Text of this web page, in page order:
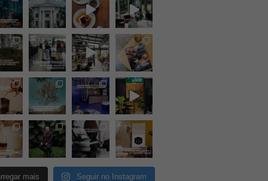
mais Seguir no Instagram